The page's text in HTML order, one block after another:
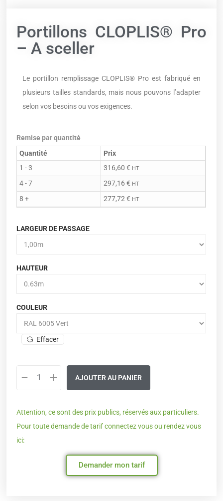
Portillons CLOPLIS® Pro
– A sceller
Le portillon remplissage CLOPLIS® Pro est fabriqué en
plusieurs tailles standards, mais nous pouvons l’adapter
selon vos besoins ou vos exigences.
Remise par quantité
Quantité
Prix
1 - 3
316,60€ HT
4 - 7 297,16€ HT
8 + 277,72€ HT
LARGEUR DE PASSAGE
HAUTEUR
COULEUR
Effacer
AJOUTER AU PANIER
Attention, ce sont des prix publics, réservés aux particuliers.
Pour toute demande de tarif connectez vous ou rendez vous
ici:
Demander mon tarif